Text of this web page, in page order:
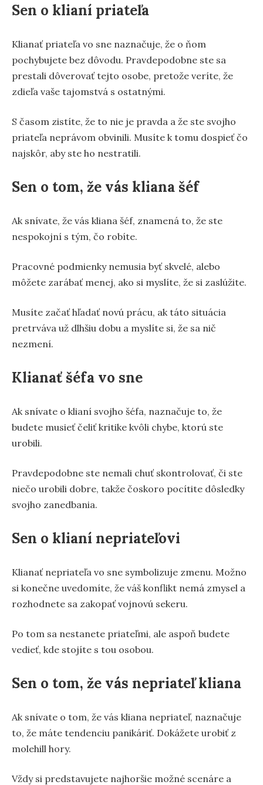
Sen o klianí priateľa
Klianať priateľa vo sne naznačuje, že o ňom
pochybujete bez dôvodu. Pravdepodobne ste sa
prestali dôverovať tejto osobe, pretože veríte, že
zdieľa vaše tajomstvá s ostatnými.
S časom zistíte, že to nie je pravda a že ste svojho
priateľa neprávom obvinili. Musíte k tomu dospieť čo
najskôr, aby ste ho nestratili.
Sen o tom, že vás kliana šéf
Ak snívate, že vás kliana šéf, znamená to, že ste
nespokojní s tým, čo robíte.
Pracovné podmienky nemusia byť skvelé, alebo
môžete zarábať menej, ako si myslíte, že si zaslúžite.
Musíte začať hľadať novú prácu, ak táto situácia
pretrváva už dlhšiu dobu a myslíte si, že sa nič
nezmení.
Klianať šéfa vo sne
Ak snívate o klianí svojho šéfa, naznačuje to, že
budete musieť čeliť kritike kvôli chybe, ktorú ste
urobili.
Pravdepodobne ste nemali chuť skontrolovať, či ste
niečo urobili dobre, takže čoskoro pocítite dôsledky
svojho zanedbania.
Sen o klianí nepriateľovi
Klianať nepriateľa vo sne symbolizuje zmenu. Možno
si konečne uvedomíte, že váš konflikt nemá zmysel a
rozhodnete sa zakopať vojnovú sekeru.
Po tom sa nestanete priateľmi, ale aspoň budete
vedieť, kde stojíte s tou osobou.
Sen o tom, že vás nepriateľ kliana
Ak snívate o tom, že vás kliana nepriateľ, naznačuje
to, že máte tendenciu panikáriť. Dokážete urobiť z
molehill hory.
Vždy si predstavujete najhoršie možné scenáre a